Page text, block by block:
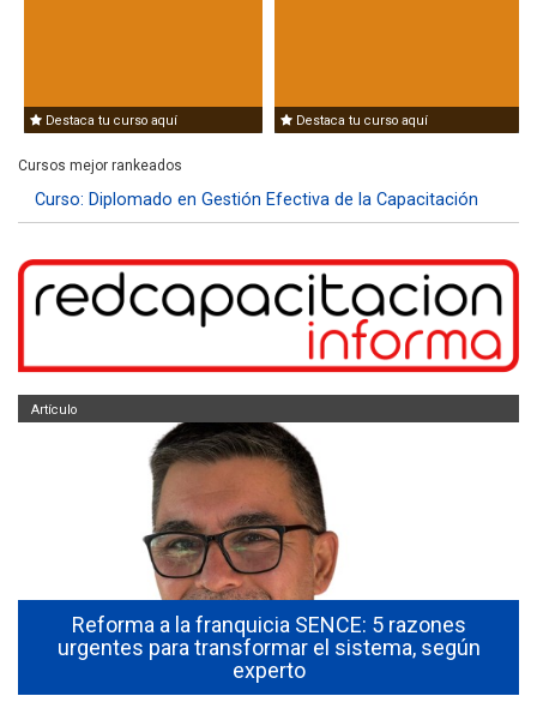
Destaca tu curso aquí Destaca tu curso aquí
Cursos mejor rankeados
Curso: Diplomado en Gestión Efectiva de la Capacitación
Reforma a la franquicia SENCE: 5 razones
urgentes para transformar el sistema, según
experto
Artículo